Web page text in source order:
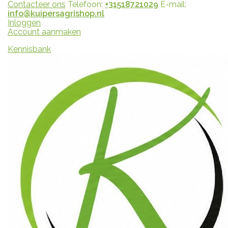
Contacteer ons Telefoon: +31518721029 E-mail:
info@kuipersagrishop.nl
Inloggen
Account aanmaken
Kennisbank